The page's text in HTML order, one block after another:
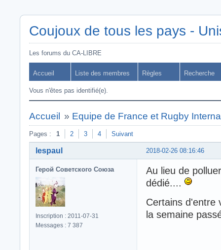
Coujoux de tous les pays -
Les forums du CA-LIBRE
Accueil Liste des membres Règles Recherche
Vous n'êtes pas identifié(e).
Accueil » Equipe de France et Rugby
Pages : 1 2 3 4 Suivant
2018-02-26 08:16:46
lespaul
Герой Советского Союза
Inscription : 2011-07-31
Messages : 7 387
Au lieu de
dédié....
Certains d'entre
la semaine